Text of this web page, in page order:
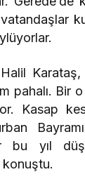
pahalı. Bir
Kasap
bu yıl
konuştu.